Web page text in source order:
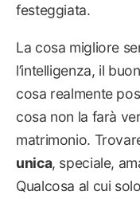
festeggiata.
La cosa migliore
l’intelligenza, il
cosa realmente
cosa non la farà
matrimonio.
unica, speciale,
Qualcosa al cui